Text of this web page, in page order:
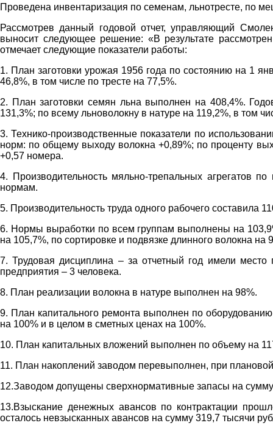
Проведена инвентаризация по семенам, льнотресте, по
Рассмотрев данный годовой отчет, управляющий
выносит следующее решение: «В результате
отмечает следующие показатели работы:
1. План заготовки урожая 1956 года по состоянию на 1
46,8%, в том числе по тресте на 77,5%.
2. План заготовки семян льна выполнен на 408,4%.
131,3%; по всему льноволокну в натуре на 119,2%, в том
3. Технико-производственные показатели по
норм: по общему выходу волокна +0,89%; по проценту
+0,57 номера.
4. Производительность мяльно-трепальных агрегатов
нормам.
5. Производительность труда одного рабочего составила
6. Нормы выработки по всем группам выполнены на
на 105,7%, по сортировке и подвязке длинного волокна на
7. Трудовая дисциплина – за отчетный год имели
предприятия – 3 человека.
8. План реализации волокна в натуре выполнен на 98%.
9. План капитального ремонта выполнен по
на 100% и в целом в сметных ценах на 100%.
10. План капитальных вложений выполнен по объему на
11. План накоплений заводом перевыполнен, при
12.Заводом допущены сверхнормативные запасы на
13.Взыскание денежных авансов по контрактации
осталось невзысканных авансов на сумму 319,7 тысячи